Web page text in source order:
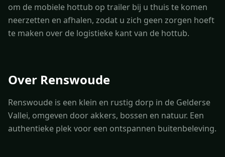
om de mobiele hottub op trailer bij u thuis te komen
neerzetten en afhalen, zodat u zich geen zorgen hoeft
te maken over de logistieke kant van de hottub.
Over Renswoude
Renswoude is een klein en rustig dorp in de Gelderse
Vallei, omgeven door akkers, bossen en natuur. Een
authentieke plek voor een ontspannen buitenbeleving.